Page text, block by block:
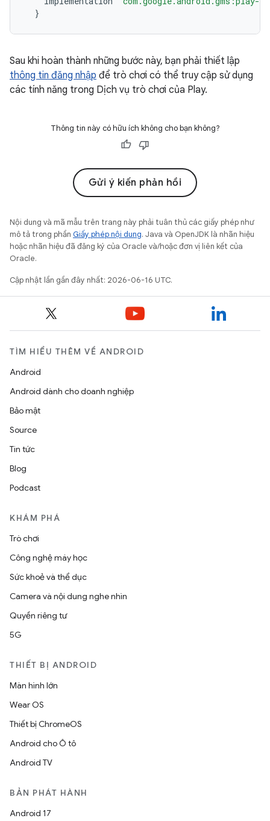
}
Sau khi hoàn thành những bước này, bạn phải thiết lập
thông tin đăng nhập để trò chơi có thể truy cập sử dụng
các tính năng trong Dịch vụ trò chơi của Play.
Thông tin này có hữu ích không cho bạn không?
Gửi ý kiến phản hồi
Nội dung và mã mẫu trên trang này phải tuân thủ các giấy phép như
mô tả trong phần Giấy phép nội dung. Java và OpenJDK là nhãn hiệu
hoặc nhãn hiệu đã đăng ký của Oracle và/hoặc đơn vị liên kết của
Oracle.
Cập nhật lần gần đây nhất: 2026-06-16 UTC.
TÌM HIỂU THÊM VỀ ANDROID
Android
Android dành cho doanh nghiệp
Bảo mật
Source
Tin tức
Blog
Podcast
KHÁM PHÁ
Trò chơi
Công nghệ máy học
Sức khoẻ và thể dục
Camera và nội dung nghe nhìn
Quyền riêng tư
5G
THIẾT BỊ ANDROID
Màn hình lớn
Wear OS
Thiết bị ChromeOS
Android cho Ô tô
Android TV
BẢN PHÁT HÀNH
Android 17